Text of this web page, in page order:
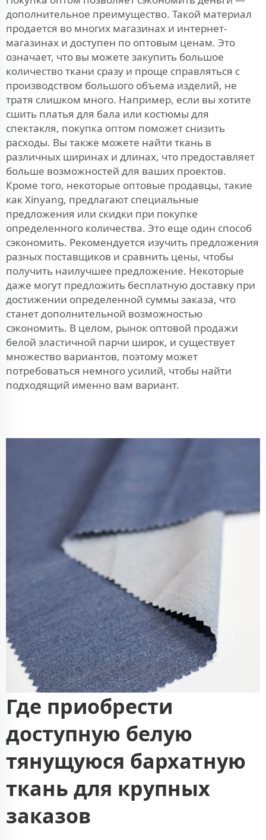
дополнительное преимущество. Такой материал
продается во многих магазинах и интернет-
магазинах и доступен по оптовым ценам. Это
означает, что вы можете закупить большое
количество ткани сразу и проще справляться с
производством большого объема изделий, не
тратя слишком много. Например, если вы хотите
сшить платья для бала или костюмы для
спектакля, покупка оптом поможет снизить
расходы. Вы также можете найти ткань в
различных ширинах и длинах, что предоставляет
больше возможностей для ваших проектов.
Кроме того, некоторые оптовые продавцы, такие
как Xinyang, предлагают специальные
предложения или скидки при покупке
определенного количества. Это еще один способ
сэкономить. Рекомендуется изучить предложения
разных поставщиков и сравнить цены, чтобы
получить наилучшее предложение. Некоторые
даже могут предложить бесплатную доставку при
достижении определенной суммы заказа, что
станет дополнительной возможностью
сэкономить. В целом, рынок оптовой продажи
белой эластичной парчи широк, и существует
множество вариантов, поэтому может
потребоваться немного усилий, чтобы найти
подходящий именно вам вариант.
Где приобрести
доступную белую
тянущуюся бархатную
ткань для крупных
заказов